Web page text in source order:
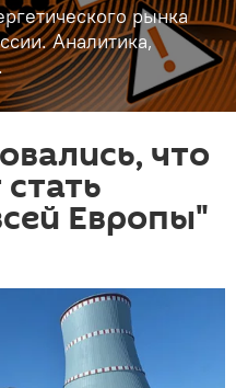
рынка
Аналитика,
что
Европы"